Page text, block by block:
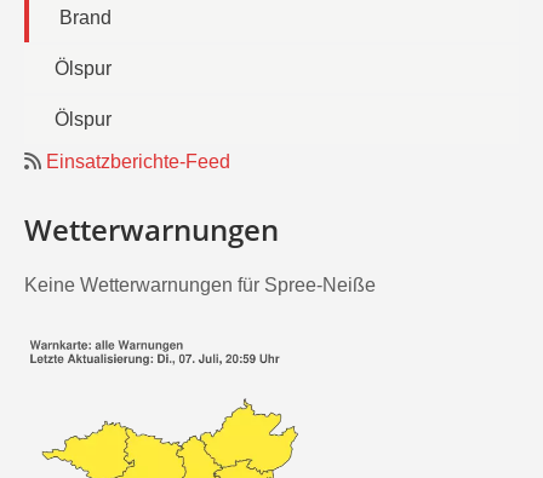
Brand
Ölspur
Ölspur
Einsatzberichte-Feed
Wetterwarnungen
Keine Wetterwarnungen für Spree-Neiße